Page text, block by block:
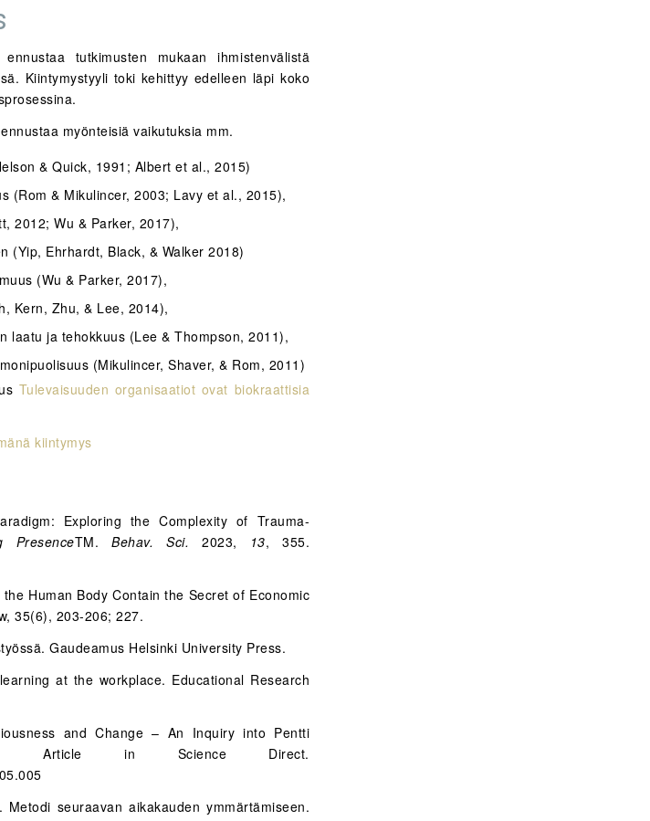
tutkimusten mukaan ihmistenvälistä
Kiintymystyyli toki kehittyy edelleen läpi koko
ennustaa myönteisiä vaikutuksia mm.
& Quick, 1991; Albert et al., 2015)
(Rom & Mikulincer, 2003; Lavy et al., 2015),
2012; Wu & Parker, 2017),
(Yip, Ehrhardt, Black, & Walker 2018)
(Wu & Parker, 2017),
Kern, Zhu, & Lee, 2014),
laatu ja tehokkuus (Lee & Thompson, 2011),
(Mikulincer, Shaver, & Rom, 2011)
Tulevaisuuden organisaatiot ovat biokraattisia
kiintymys
Exploring the Complexity of Trauma-
PresenceTM. Behav. Sci. 2023, 13, 355.
Human Body Contain the Secret of Economic
35(6), 203-206; 227.
Gaudeamus Helsinki University Press.
at the workplace. Educational Research
and Change – An Inquiry into Pentti
Article in Science Direct.
seuraavan aikakauden ymmärtämiseen.